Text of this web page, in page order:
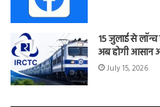
15 जुलाई से लॉन्च
अब होगी आसान
July 15, 2026